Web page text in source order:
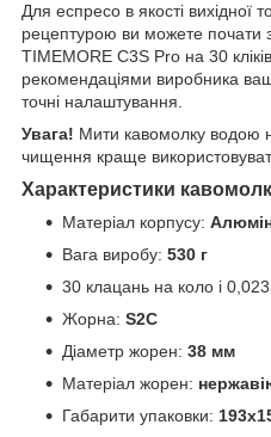
Для еспресо в якості вихідної
рецептурою ви можете почати
TIMEMORE C3S Pro на 30
рекомендаціями виробника
точні налаштування.
Увага! Мити кавомолку водою
чищення краще
Характеристики
Матеріал корпусу:
Вага виробу: 530 г
30 клацань на коло і
Жорна: S2C
Діаметр жорен: 38 мм
Матеріал жорен:
Габарити упаковки: